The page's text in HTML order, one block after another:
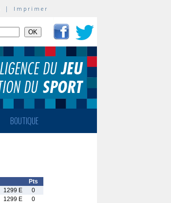
| Imprimer
BOUTIQUE
Pts
1299 E
0
1299 E
0